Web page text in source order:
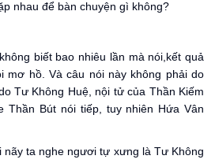
nhau để bàn chuyện gì không?
biết bao nhiêu lần mà nói,kết quả
mơ hồ. Và câu nói này không phải do
Tư Không Huệ, nội tử của Thần Kiếm
Thần Bút nói tiếp, tuy nhiên Hứa Vân
nãy ta nghe ngươi tự xưng là Tư Không